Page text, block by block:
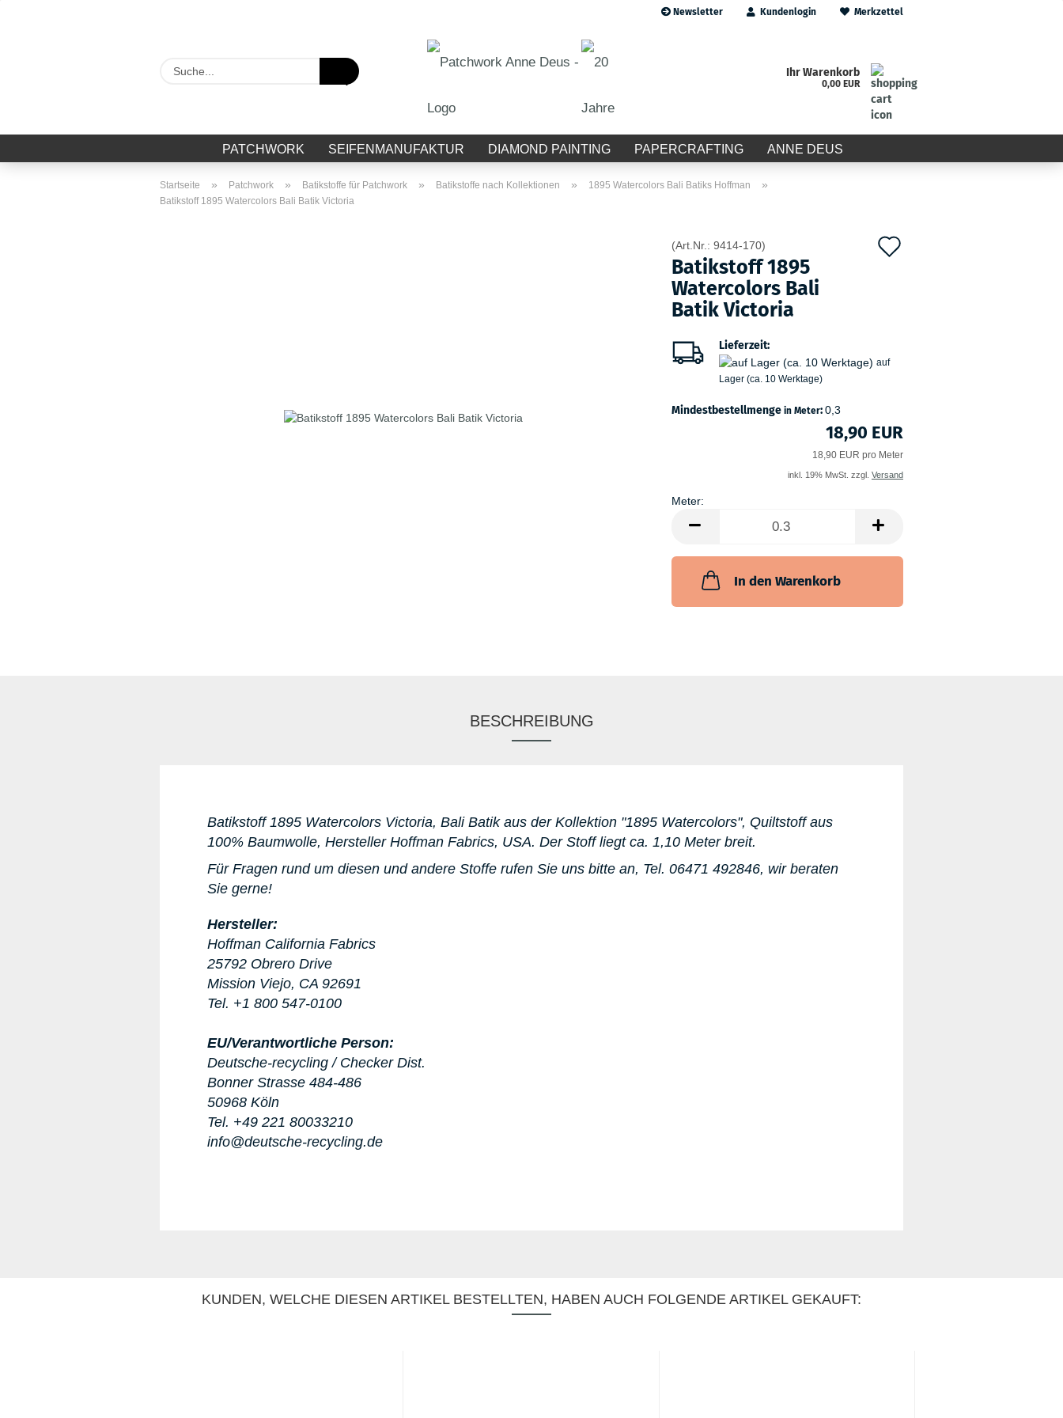
Newsletter Kundenlogin
Passwort
Passwort vergessen?
Merkzettel
Suche...
Ihr Warenkorb
0,00 EUR
PATCHWORK SEIFENMANUFAKTUR DIAMOND PAINTING PAPERCRAFTING ANNE DEUS
Startseite » Patchwork » Batikstoffe für Patchwork » Batikstoffe nach Kollektionen » 1895 Watercolors Bali Batiks Hoffman »
Batikstoff 1895 Watercolors Bali Batik Victoria
(Art.Nr.: 9414-170)
Batikstoff 1895
Watercolors Bali
Batik Victoria
Lieferzeit:
auf
Lager (ca. 10 Werktage)
Mindestbestellmenge in Meter:0,3
18,90 EUR
18,90 EUR pro Meter
inkl. 19% MwSt. zzgl. Versand
Meter:
Meter
In den Warenkorb
BESCHREIBUNG
Batikstoff 1895 Watercolors Victoria, Bali Batik aus der Kollektion "1895 Watercolors", Quiltstoff aus
100% Baumwolle, Hersteller Hoffman Fabrics, USA. Der Stoff liegt ca. 1,10 Meter breit.
Für Fragen rund um diesen und andere Stoffe rufen Sie uns bitte an, Tel. 06471 492846, wir beraten
Sie gerne!
Hersteller:
Hoffman California Fabrics
25792 Obrero Drive
Mission Viejo, CA 92691
Tel. +1 800 547-0100
EU/Verantwortliche Person:
Deutsche-recycling / Checker Dist.
Bonner Strasse 484-486
50968 Köln
Tel. +49 221 80033210
info@deutsche-recycling.de
KUNDEN, WELCHE DIESEN ARTIKEL BESTELLTEN, HABEN AUCH FOLGENDE ARTIKEL GEKAUFT: